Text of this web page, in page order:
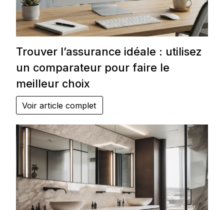
Trouver l’assurance idéale : utilisez
un comparateur pour faire le
meilleur choix
Voir article complet